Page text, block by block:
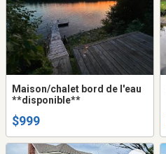
Maison/chalet bord de l'eau
**disponible**
$999